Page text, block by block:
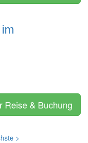
Reise & Buchung
>